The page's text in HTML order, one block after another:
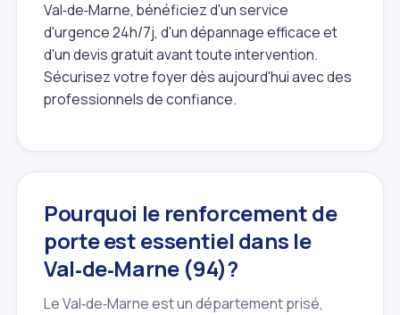
Val‑de‑Marne, bénéficiez d'un service
d'urgence 24h/7j, d'un dépannage efficace et
d'un devis gratuit avant toute intervention.
Sécurisez votre foyer dès aujourd'hui avec des
professionnels de confiance.
Pourquoi le renforcement de
porte est essentiel dans le
Val‑de‑Marne (94)?
Le Val‑de‑Marne est un département prisé,